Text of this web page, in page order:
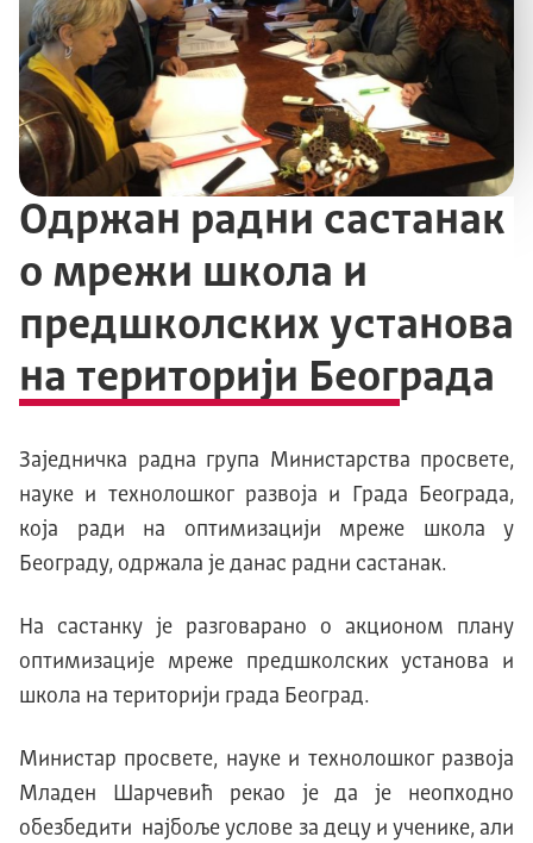
Одржан радни састанак
о мрежи школа и
предшколских установа
на територији Београда
Заjедничка радна група Mинистарства просвете,
науке и технолошког развоја и Града Београда,
коjа ради на оптимизацији мреже школа у
Београду, одржала је данас радни састанак.
На састанку je разговарано о акционом плану
оптимизације мреже предшколских установа и
школа на територији града Београд.
Министар просвете, науке и технолошког развоја
Младен Шарчевић рекао је да је неопходно
обезбедити најбоље услове за децу и ученике, али